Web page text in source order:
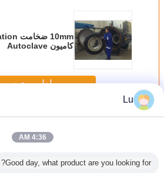
کامیون Autoclave
ادامه هید
بیشاتوکلاو خشک کننده لاستیک
Lu
4:36 AM
Good day, what product are you looking for?